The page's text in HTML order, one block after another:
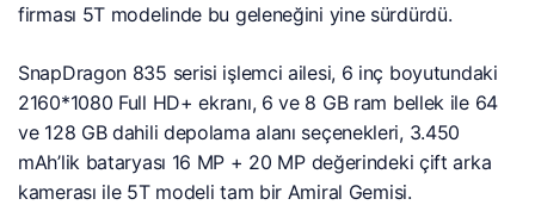
firması 5T modelinde bu geleneğini yine sürdürdü.
SnapDragon 835 serisi işlemci ailesi, 6 inç boyutundaki
2160*1080 Full HD+ ekranı, 6 ve 8 GB ram bellek ile 64
ve 128 GB dahili depolama alanı seçenekleri, 3.450
mAh’lik bataryası 16 MP + 20 MP değerindeki çift arka
kamerası ile 5T modeli tam bir Amiral Gemisi.